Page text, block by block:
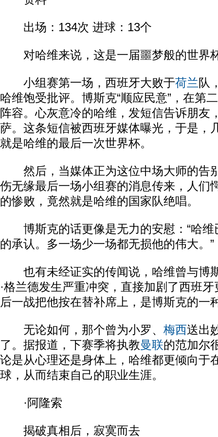
出场：134次 进球：13个
对哈维来说，这是一届噩梦般的世界
小组赛第一场，西班牙大败于荷兰队
哈维饱受批评。博斯克“顺应民意”，在第
阵容。心灰意冷的哈维，发短信告诉朋友
萨。这条短信被西班牙媒体曝光，于是，
就是哈维的最后一次世界杯。
然后，当媒体正为这位中场大师的告
伤无缘最后一场小组赛的消息传来，人们
的惨败，竟然就是哈维的国家队绝唱。
博斯克的话更像是无力的安慰：“哈维
的承认。多一场少一场都无损他的伟大。”
也有未经证实的传闻说，哈维曾与博
·格兰德发生严重冲突，直接加剧了西班
后一战把他按在替补席上，是博斯克的一
无论如何，那个曾为小罗、 梅西送出
了。据报道，下赛季将执教曼联的范加尔
论是从心理还是身体上，哈维都更倾向于
球，从而结束自己的职业生涯。
·阿隆索
揭破真相后，寂寞而去